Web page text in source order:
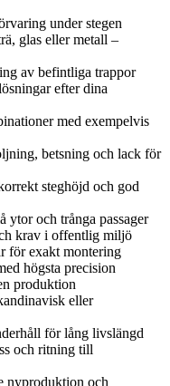
under stegen
glas eller metall –
av befintliga trappor
efter dina
med exempelvis
betsning och lack för
steghöjd och god
ytor och trånga passager
krav i offentlig miljö
för exakt montering
högsta precision
produktion
eller
för lång livslängd
och ritning till
nyproduktion och